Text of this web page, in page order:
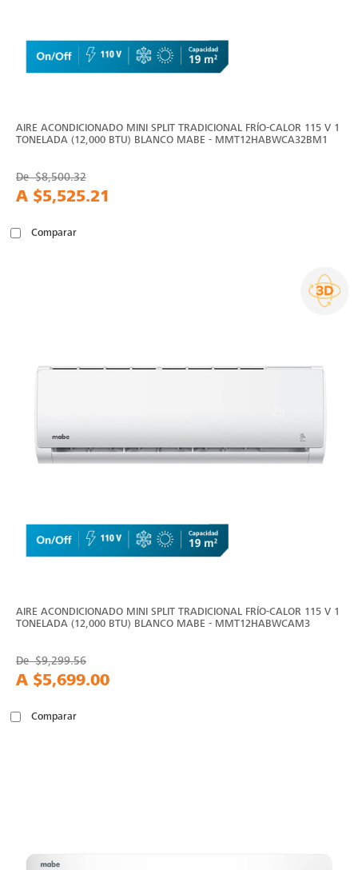
AIRE ACONDICIONADO MINI SPLIT TRADICIONAL FRÍO-CALOR 115 V 1
TONELADA (12,000 BTU) BLANCO MABE - MMT12HABWCA32BM1
De$8,500.32
A $5,525.21
Comparar
AIRE ACONDICIONADO MINI SPLIT TRADICIONAL FRÍO-CALOR 115 V 1
TONELADA (12,000 BTU) BLANCO MABE - MMT12HABWCAM3
De$9,299.56
A $5,699.00
Comparar